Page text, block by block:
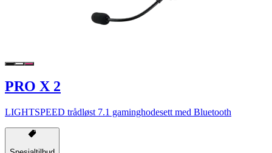
PRO X 2
LIGHTSPEED trådløst 7.1 gaminghodesett med Bluetooth